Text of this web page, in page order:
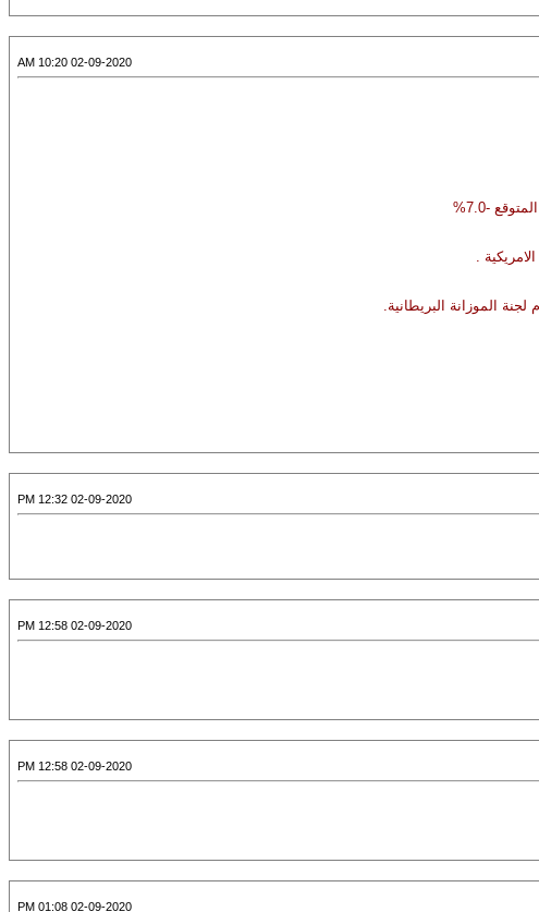
02-09-2020 10:20 AM
-7.0%
02-09-2020 12:32 PM
02-09-2020 12:58 PM
02-09-2020 12:58 PM
02-09-2020 01:08 PM